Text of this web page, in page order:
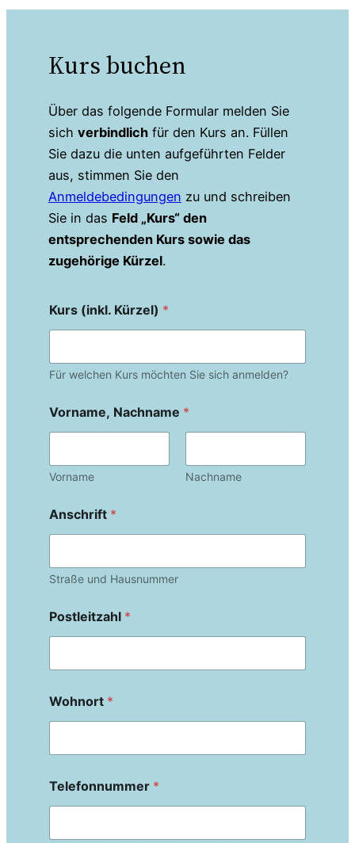
Kurs buchen
Über das folgende Formular melden Sie
sich verbindlichfür den Kurs an. Füllen
Sie dazu die unten aufgeführten Felder
aus, stimmen Sie den
Anmeldebedingungen zu und schreiben
Sie in das Feld „Kurs“ den
entsprechenden Kurs sowie das
zugehörige Kürzel.
Kurs (inkl. Kürzel) *
Für welchen Kurs möchten Sie sich anmelden?
Vorname, Nachname *
Vorname Nachname
Anschrift *
Straße und Hausnummer
Postleitzahl *
Wohnort *
Telefonnummer *